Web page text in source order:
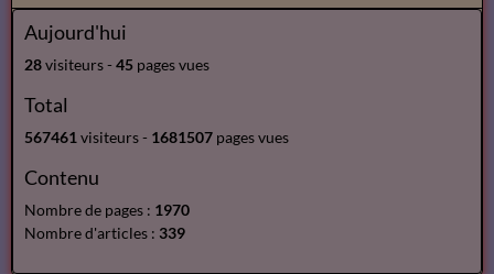
Aujourd'hui
28visiteurs - 45 pages vues
Total
567461 visiteurs - 1681507 pages vues
Contenu
Nombre de pages : 1970
Nombre d'articles : 339